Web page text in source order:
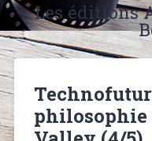
Les éditions
philosophie